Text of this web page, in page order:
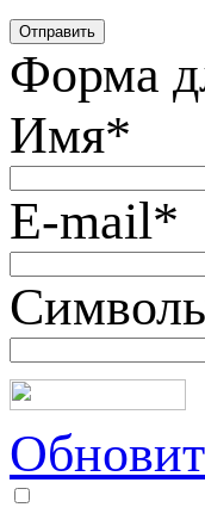
Форма
Имя*
E-mail*